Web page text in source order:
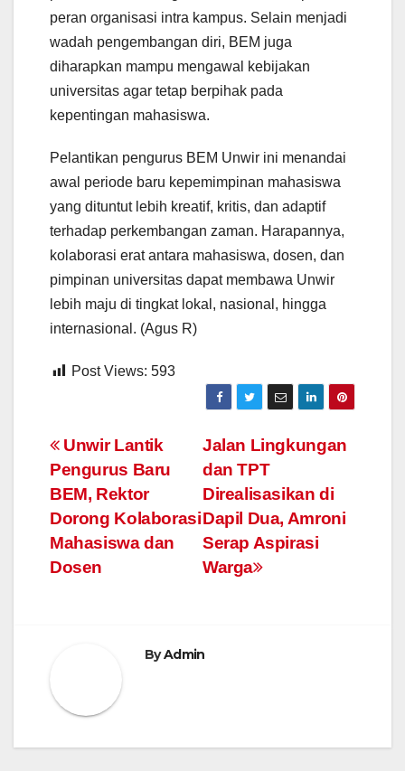
peran organisasi intra kampus. Selain menjadi
wadah pengembangan diri, BEM juga
diharapkan mampu mengawal kebijakan
universitas agar tetap berpihak pada
kepentingan mahasiswa.
Pelantikan pengurus BEM Unwir ini menandai
awal periode baru kepemimpinan mahasiswa
yang dituntut lebih kreatif, kritis, dan adaptif
terhadap perkembangan zaman. Harapannya,
kolaborasi erat antara mahasiswa, dosen, dan
pimpinan universitas dapat membawa Unwir
lebih maju di tingkat lokal, nasional, hingga
internasional. (Agus R)
Post Views: 593
Navigasi
pos
Jalan Lingkungan
dan TPT
Direalisasikan di
Dapil Dua, Amroni
Serap Aspirasi
Warga
Unwir Lantik
Pengurus Baru
BEM, Rektor
Dorong Kolaborasi
Mahasiswa dan
Dosen
ByAdmin